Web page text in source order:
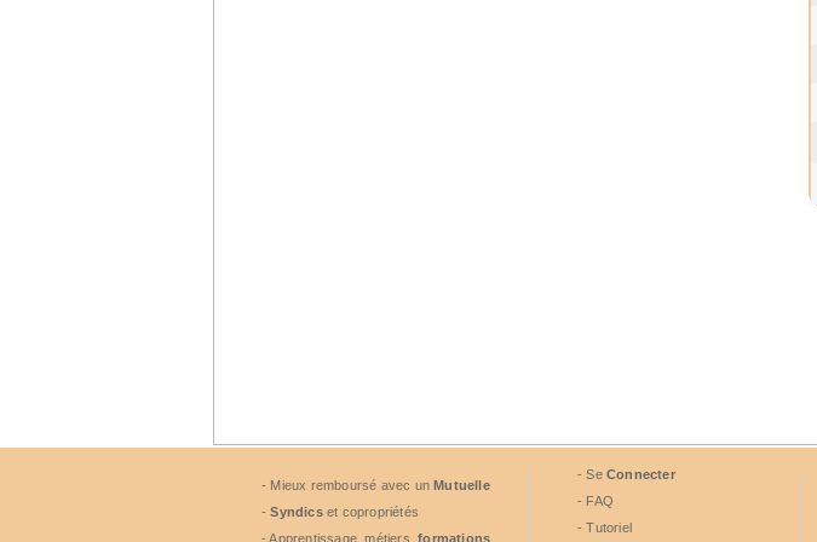
- Mieux remboursé avec unMutuelle
-Syndicset copropriétés
- Apprentissage, métiers,formations
- Se Connecter
- FAQ
- Tutoriel